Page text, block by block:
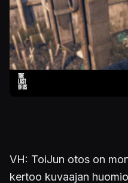
VH: ToiJun otos on
kertoo kuvaajan